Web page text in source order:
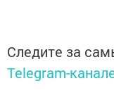
Следите за
Telegram-